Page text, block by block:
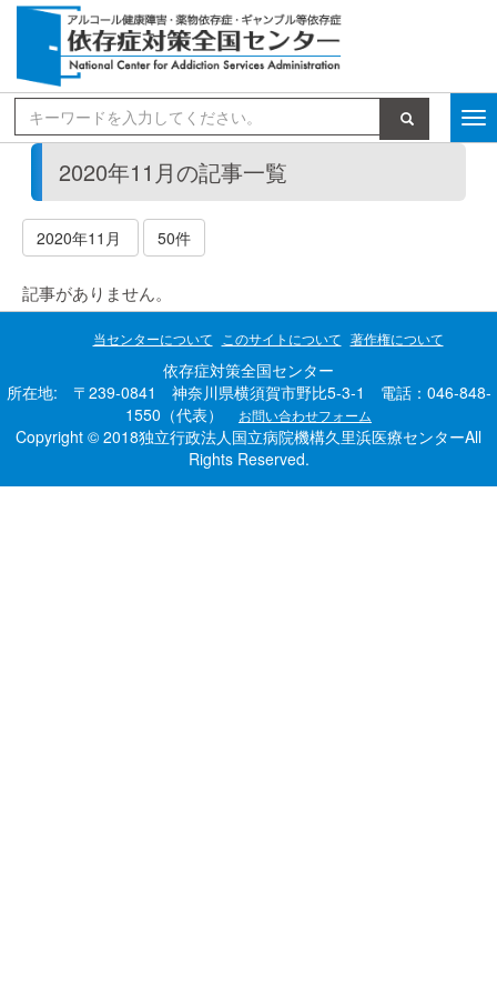
検索
2020年11月の記事一覧
2020年11月 50件
記事がありません。
当センターについて このサイトについて 著作権について
依存症対策全国センター
所在地: 〒239-0841 神奈川県横須賀市野比5-3-1 電話：046-848-
1550（代表）
お問い合わせフォーム
Copyright © 2018独立行政法人国立病院機構久里浜医療センターAll
Rights Reserved.